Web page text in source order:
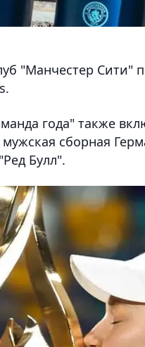
"Манчестер Сити"
года" также
сборная
Булл".